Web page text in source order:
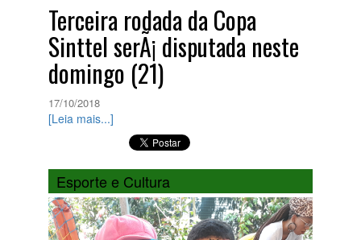
Terceira rodada da Copa
Sinttel serÃ¡ disputada neste
domingo (21)
17/10/2018
[Leia mais...]
Esporte e Cultura